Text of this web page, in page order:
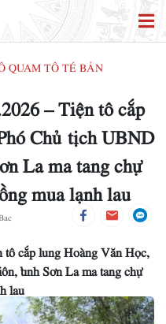
QUAM TÔ TÉ BẢN
– Tiện tô cắp
Chủ tịch UBND
La ma tang chự
mua lạnh lau
cắp lung Hoàng Văn Học,
tỉnh Sơn La ma tang chự
lau